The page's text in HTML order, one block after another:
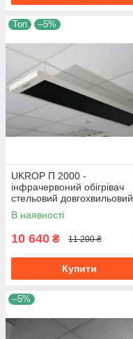
Топ –5%
UKROP П 2000 -
інфрачервоний обігрівач
стельовий довгохвильовий
енергоефективний
В наявності
10 640 ₴ 11 200 ₴
Купити
–5%